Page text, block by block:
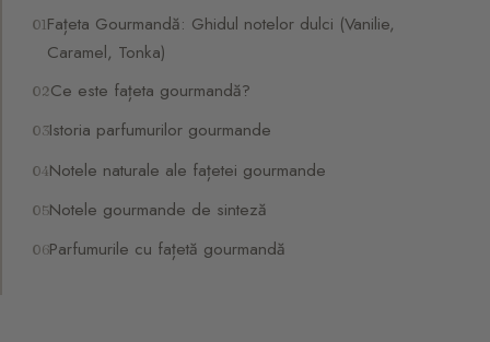
Fațeta Gourmandă: Ghidul notelor dulci (Vanilie,
Caramel, Tonka)
Ce este fațeta gourmandă?
Istoria parfumurilor gourmande
Notele naturale ale fațetei gourmande
Notele gourmande de sinteză
Parfumurile cu fațetă gourmandă